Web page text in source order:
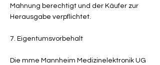
Mahnung berechtigt und der Käufer zur
Herausgabe verpflichtet.
7. Eigentumsvorbehalt
Die mme Mannheim Medizinelektronik UG